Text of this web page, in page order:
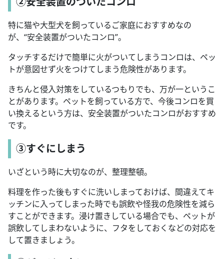
特に猫や大型犬を飼っているご家庭におすすめなの
が、“安全装置がついたコンロ”。
タッチするだけで簡単に火がついてしまうコンロは、ペッ
トが意図せず火をつけてしまう危険性があります。
きちんと侵入対策をしているつもりでも、万が一というこ
とがあります。ペットを飼っている方で、今後コンロを買
い換えるという方は、安全装置がついたコンロがおすすめ
です。
③すぐにしまう
いざという時に大切なのが、整理整頓。
料理を作った後もすぐに洗いしまっておけば、間違えてキ
ッチンに入ってしまった時でも誤飲や怪我の危険性を減ら
すことができます。浸け置きしている場合でも、ペットが
誤飲してしまわないように、フタをしておくなどの対応を
して置きましょう。